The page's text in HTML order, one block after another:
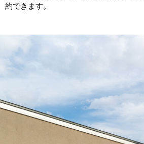
約できます。